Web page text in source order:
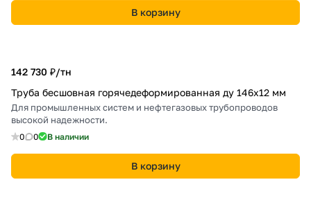
В корзину
142 730 ₽/тн
Труба бесшовная горячедеформированная ду 146х12 мм
Для промышленных систем и нефтегазовых трубопроводов
высокой надежности.
0 0 В наличии
В корзину